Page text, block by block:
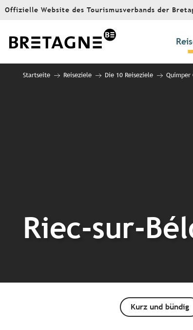
Aller
principal
Offizielle Website des Tourismusverbands der
Startseite Reiseziele Die 10 Reiseziele Quimper
Riec-sur-
Kurz und bündig